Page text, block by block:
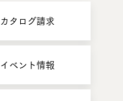
カタログ請求
イベント情報